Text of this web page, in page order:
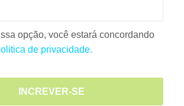
opção, você estará concordando
de privacidade.
INCREVER-SE